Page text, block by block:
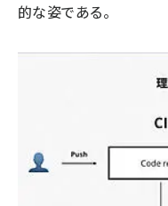
的な姿である。